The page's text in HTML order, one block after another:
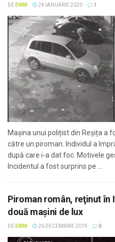
DE EMM 24 IANUARIE 2020 1
Mașina unui polițist din Reșița a
către un piroman. Individul a
după care i-a dat foc. Motivele
Incidentul a fost surprins pe ...
Piroman român, reţinut în
două maşini de lux
DE EMM 26 DECEMBRIE 2019 0